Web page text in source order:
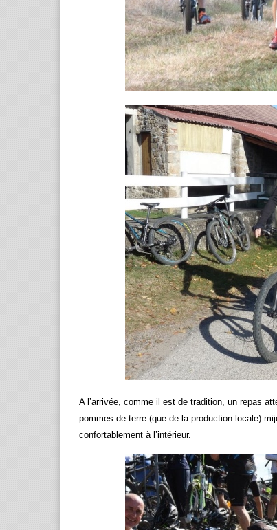
A l’arrivée, comme il est de tradition, un repas
pommes de terre (que de la production locale)
confortablement à l’intérieur.